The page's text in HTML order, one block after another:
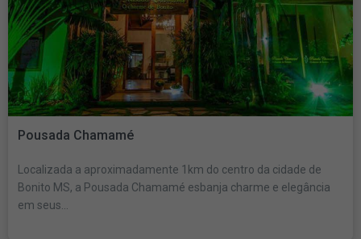
Pousada Chamamé
Localizada a aproximadamente 1km do centro da cidade de
Bonito MS, a Pousada Chamamé esbanja charme e elegância
em seus...